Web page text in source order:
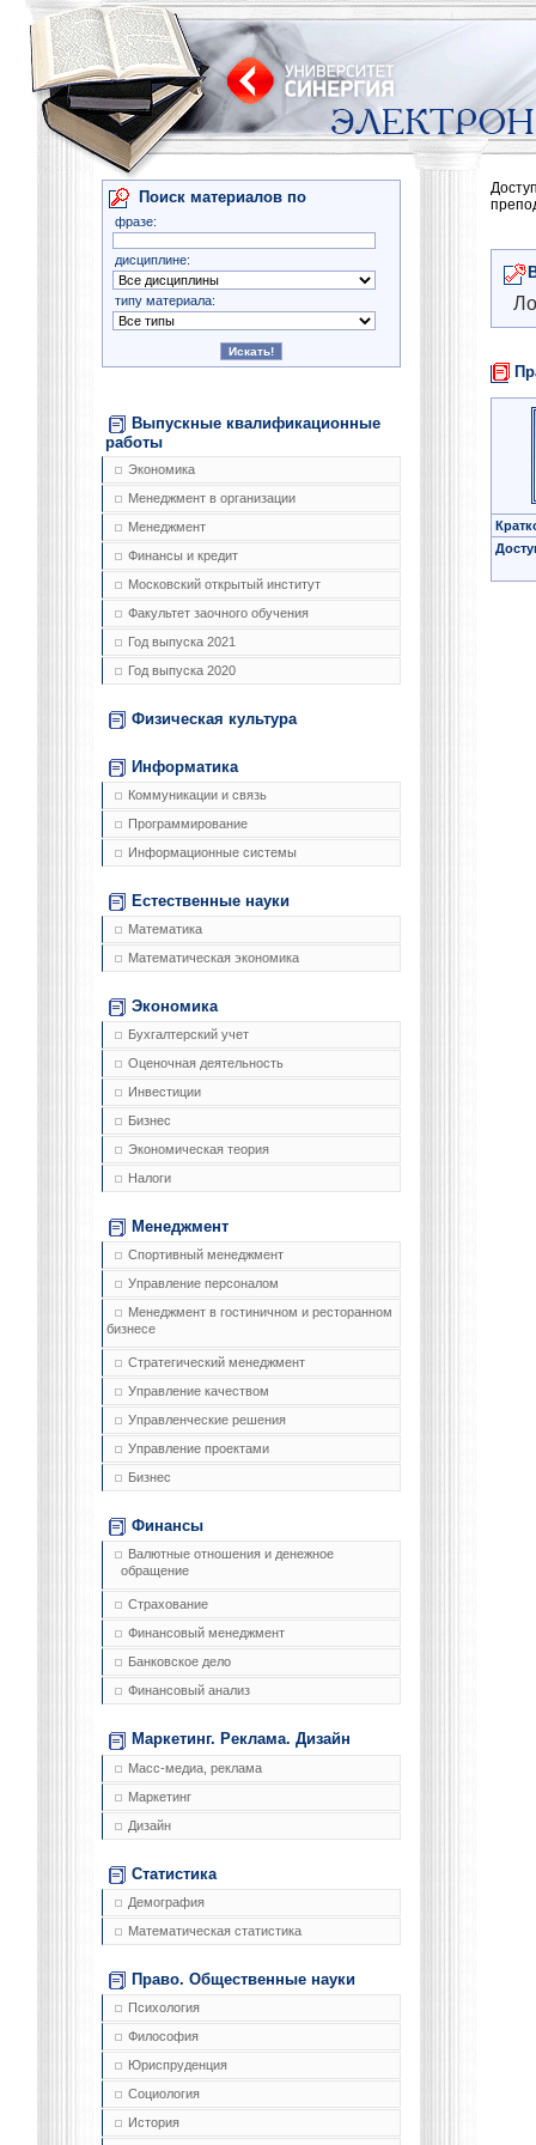
Поиск материалов по
фразе:
дисциплине:
типу материала:
Выпускные квалификационные
работы
Экономика
Менеджмент в организации
Менеджмент
Финансы и кредит
Московский открытый институт
Факультет заочного обучения
Год выпуска 2021
Год выпуска 2020
Физическая культура
Информатика
Коммуникации и связь
Программирование
Информационные системы
Естественные науки
Математика
Математическая экономика
Экономика
Бухгалтерский учет
Оценочная деятельность
Инвестиции
Бизнес
Экономическая теория
Налоги
Менеджмент
Спортивный менеджмент
Управление персоналом
Менеджмент в гостиничном и ресторанном
бизнесе
Стратегический менеджмент
Управление качеством
Управленческие решения
Управление проектами
Бизнес
Финансы
Валютные отношения и денежное
обращение
Страхование
Финансовый менеджмент
Банковское дело
Финансовый анализ
Маркетинг. Реклама. Дизайн
Масс-медиа, реклама
Маркетинг
Дизайн
Статистика
Демография
Математическая статистика
Право. Общественные науки
Психология
Философия
Юриспруденция
Социология
История